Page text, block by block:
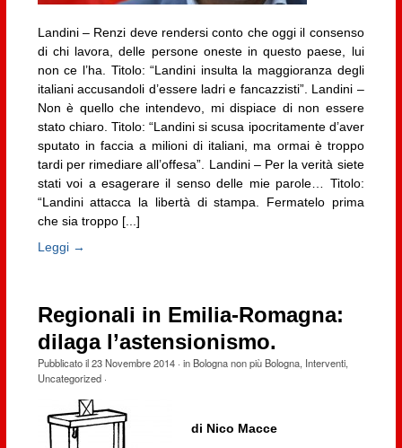
Landini – Renzi deve rendersi conto che oggi il consenso
di chi lavora, delle persone oneste in questo paese, lui
non ce l’ha. Titolo: “Landini insulta la maggioranza degli
italiani accusandoli d’essere ladri e fancazzisti”. Landini –
Non è quello che intendevo, mi dispiace di non essere
stato chiaro. Titolo: “Landini si scusa ipocritamente d’aver
sputato in faccia a milioni di italiani, ma ormai è troppo
tardi per rimediare all’offesa”. Landini – Per la verità siete
stati voi a esagerare il senso delle mie parole… Titolo:
“Landini attacca la libertà di stampa. Fermatelo prima
che sia troppo [...]
Leggi →
Regionali in Emilia-Romagna:
dilaga l’astensionismo.
Pubblicato il23 Novembre 2014· in Bologna non più Bologna, Interventi,
Uncategorized·
di Nico Macce